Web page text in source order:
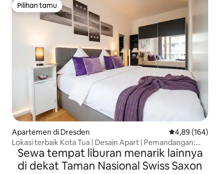
Pilihan tamu
Pilihan tamu
Apartemen di Dresden Nilai rata-rata
4,89 (164)
Lokasi terbaik Kota Tua | Desain Apart | Pemandangan:
Zwinger
Sewa tempat liburan menarik lainnya
di dekat Taman Nasional Swiss Saxon